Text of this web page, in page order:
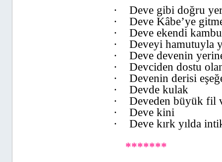
·
Deve gibi doğru
·
Deve Kâbe’ye
·
Deve ekendi
·
Deveyi hamutuyla
·
Deve devenin
·
Devciden dostu
·
Devenin derisi
·
Devde kulak
·
Deveden büyük fil
·
Deve kini
·
Deve kırk yılda
*******